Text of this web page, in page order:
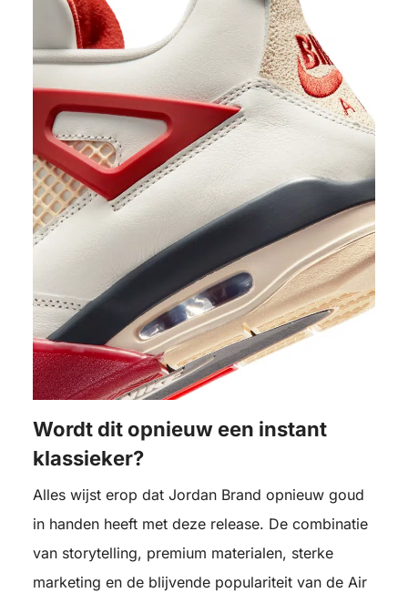
Wordt dit opnieuw een instant
klassieker?
Alles wijst erop dat Jordan Brand opnieuw goud
in handen heeft met deze release. De combinatie
van storytelling, premium materialen, sterke
marketing en de blijvende populariteit van de Air